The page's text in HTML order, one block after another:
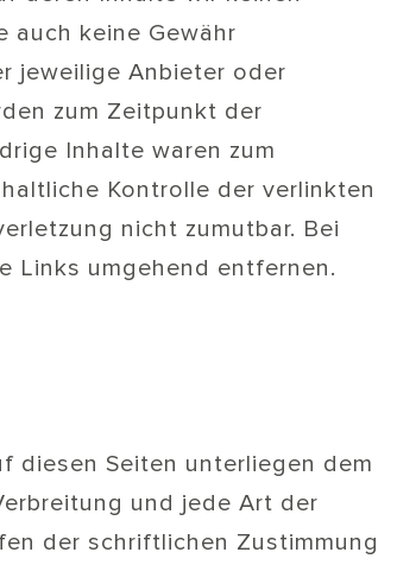
auch keine Gewähr
jeweilige Anbieter oder
zum Zeitpunkt der
Inhalte waren zum
Kontrolle der verlinkten
nicht zumutbar. Bei
Links umgehend entfernen.
diesen Seiten unterliegen dem
und jede Art der
der schriftlichen Zustimmung